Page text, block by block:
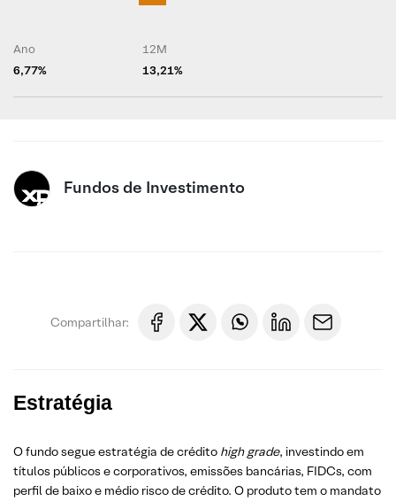
Ano
6,77%
12M
13,21%
Fundos de Investimento
Compartilhar:
Estratégia
O fundo segue estratégia de crédito high grade, investindo em
títulos públicos e corporativos, emissões bancárias, FIDCs, com
perfil de baixo e médio risco de crédito. O produto tem o mandato